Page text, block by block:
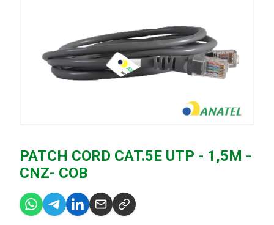
PATCH CORD CAT.5E UTP - 1,5M -
CNZ- COB